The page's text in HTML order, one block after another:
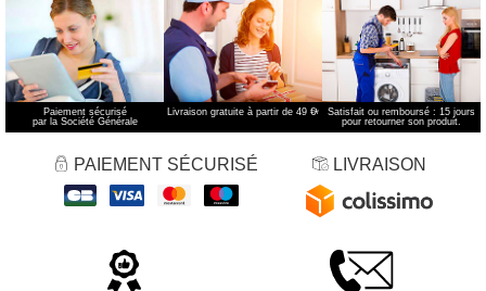
Paiement sécurisé
par la Société Générale
Livraison gratuite à partir de 49 €*
Satisfait ou remboursé : 15 jours
pour retourner son produit.
PAIEMENT SÉCURISÉ LIVRAISON